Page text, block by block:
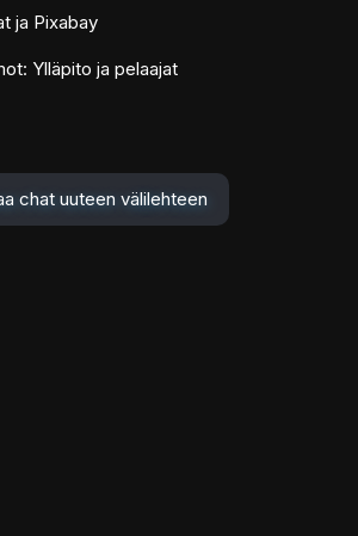
ja Pixabay
Ylläpito ja pelaajat
chat uuteen välilehteen